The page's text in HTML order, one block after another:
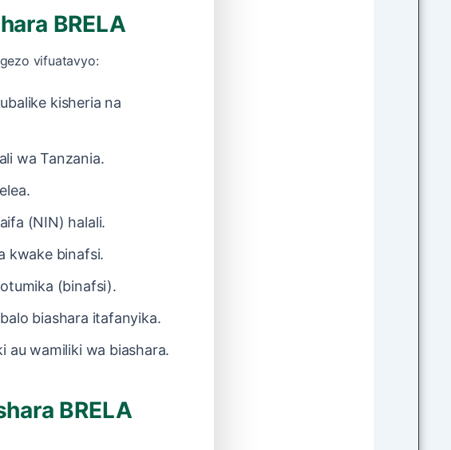
BRELA
vifuatavyo:
kisheria na
wa Tanzania.
(NIN) halali.
kwake binafsi.
(binafsi).
biashara itafanyika.
au wamiliki wa biashara.
BRELA